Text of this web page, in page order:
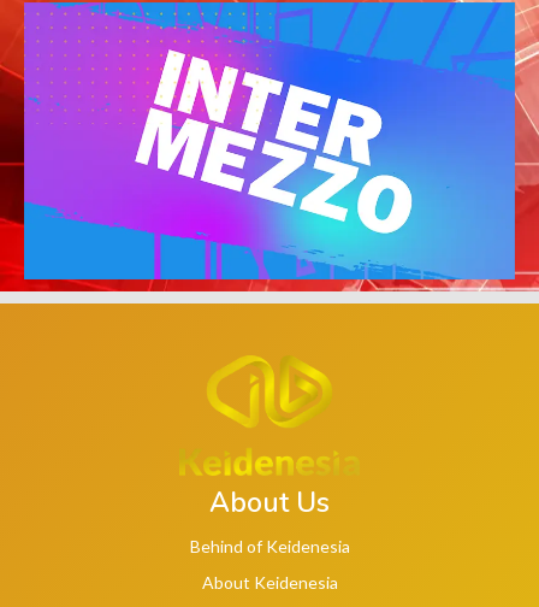
About Us
Behind of Keidenesia
About Keidenesia